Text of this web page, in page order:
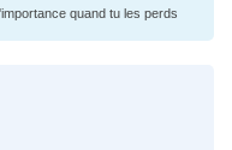
quand tu les perds